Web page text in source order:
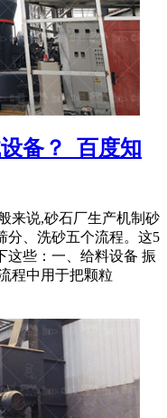
备？_百度知
来说,砂石厂生产机制砂
分、洗砂五个流程。这5
这些：一、给料设备 振
程中用于把颗粒